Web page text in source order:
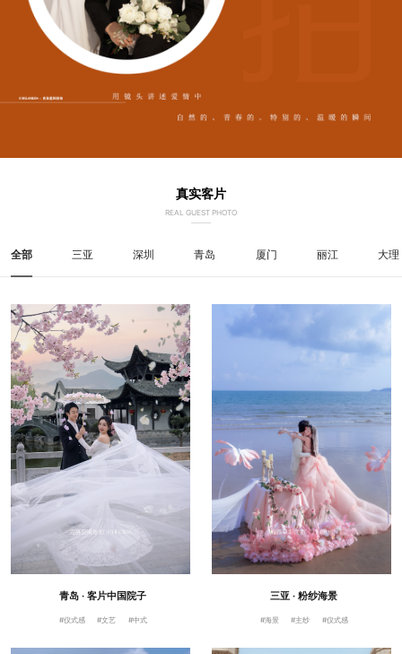
真实客片
REAL GUEST PHOTO
全部 三亚 深圳 青岛 厦门 丽江 大理
青岛 · 客片中国院子
#仪式感 #文艺 #中式
三亚 · 粉纱海景
#海景 #主纱 #仪式感